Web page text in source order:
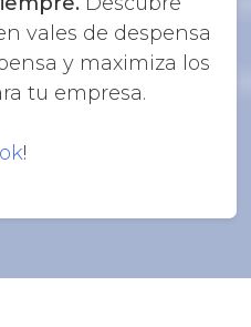
vales de despensa
y maximiza los
tu empresa.
!